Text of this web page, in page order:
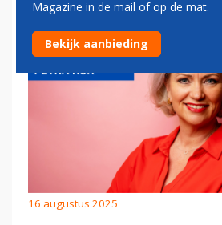
16 augustus 2025
Magazine in de mail of op de mat.
Bekijk aanbieding